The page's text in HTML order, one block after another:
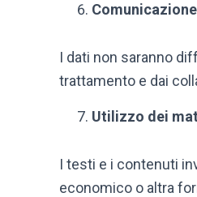
I dati non saranno
trattamento e dai
Utilizzo dei
I testi e i contenuti
economico o altra